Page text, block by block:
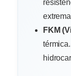
FKM